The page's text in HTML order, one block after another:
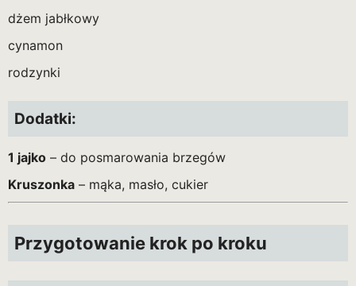
dżem jabłkowy
cynamon
rodzynki
Dodatki:
1 jajko – do posmarowania brzegów
Kruszonka – mąka, masło, cukier
Przygotowanie krok po kroku